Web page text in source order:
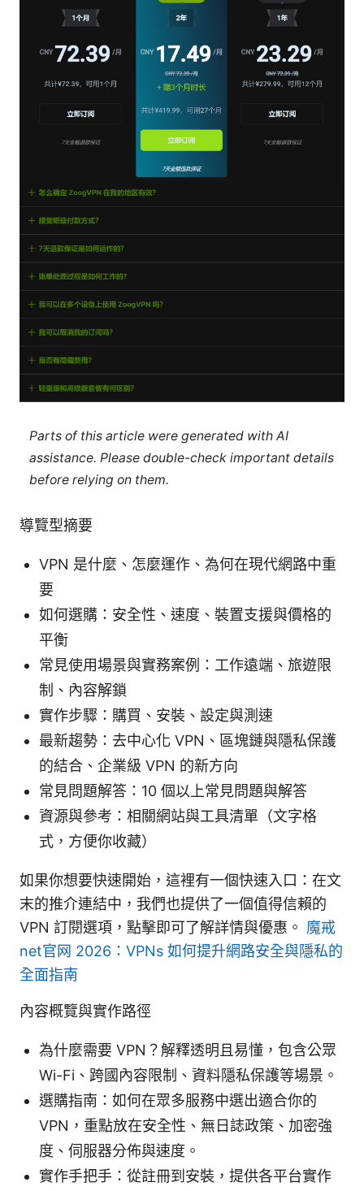
Parts of this article were generated with AI
assistance. Please double-check important details
before relying on them.
導覽型摘要
VPN 是什麼、怎麼運作、為何在現代網路中重
要
如何選購：安全性、速度、裝置支援與價格的
平衡
常見使用場景與實務案例：工作遠端、旅遊限
制、內容解鎖
實作步驟：購買、安裝、設定與測速
最新趨勢：去中心化 VPN、區塊鏈與隱私保護
的結合、企業級 VPN 的新方向
常見問題解答：10 個以上常見問題與解答
資源與參考：相關網站與工具清單（文字格
式，方便你收藏）
如果你想要快速開始，這裡有一個快速入口：在文
末的推介連結中，我們也提供了一個值得信賴的
VPN 訂閱選項，點擊即可了解詳情與優惠。 魔戒
net官网 2026：VPNs 如何提升網路安全與隱私的
全面指南
內容概覽與實作路徑
為什麼需要 VPN？解釋透明且易懂，包含公眾
Wi-Fi、跨國內容限制、資料隱私保護等場景。
選購指南：如何在眾多服務中選出適合你的
VPN，重點放在安全性、無日誌政策、加密強
度、伺服器分佈與速度。
實作手把手：從註冊到安裝，提供各平台實作